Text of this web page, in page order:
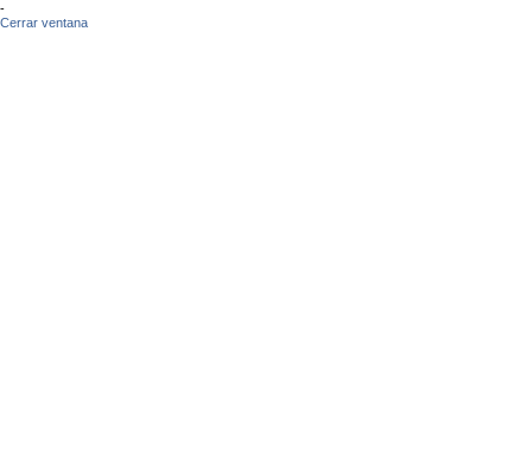
-
Cerrar ventana